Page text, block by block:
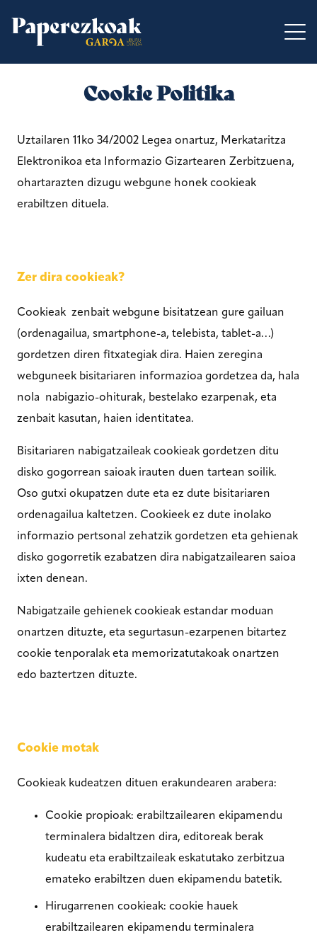
Cookie Politika
Uztailaren 11ko 34/2002 Legea onartuz, Merkataritza
Elektronikoa eta Informazio Gizartearen Zerbitzuena,
ohartarazten dizugu webgune honek cookieak
erabiltzen dituela.
Zer dira cookieak?
Cookieak zenbait webgune bisitatzean gure gailuan
(ordenagailua, smartphone-a, telebista, tablet-a…)
gordetzen diren fitxategiak dira. Haien zeregina
webguneek bisitariaren informazioa gordetzea da, hala
nola nabigazio-ohiturak, bestelako ezarpenak, eta
zenbait kasutan, haien identitatea.
Bisitariaren nabigatzaileak cookieak gordetzen ditu
disko gogorrean saioak irauten duen tartean soilik.
Oso gutxi okupatzen dute eta ez dute bisitariaren
ordenagailua kaltetzen. Cookieek ez dute inolako
informazio pertsonal zehatzik gordetzen eta gehienak
disko gogorretik ezabatzen dira nabigatzailearen saioa
ixten denean.
Nabigatzaile gehienek cookieak estandar moduan
onartzen dituzte, eta segurtasun-ezarpenen bitartez
cookie tenporalak eta memorizatutakoak onartzen
edo baztertzen dituzte.
Cookie motak
Cookieak kudeatzen dituen erakundearen arabera:
Cookie propioak: erabiltzailearen ekipamendu
terminalera bidaltzen dira, editoreak berak
kudeatu eta erabiltzaileak eskatutako zerbitzua
emateko erabiltzen duen ekipamendu batetik.
Hirugarrenen cookieak: cookie hauek
erabiltzailearen ekipamendu terminalera